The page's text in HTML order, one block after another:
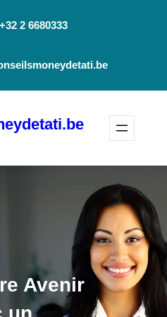
2 6680333
Avenir